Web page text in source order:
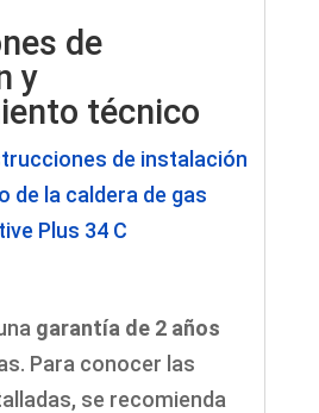
de
y
técnico
de instalación
de la caldera de gas
Plus 34 C
garantía de 2 años
Para conocer las
se recomienda